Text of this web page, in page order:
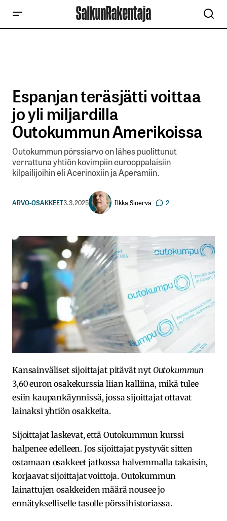
Espanjan teräsjätti voittaa
jo yli miljardilla
Outokummun Amerikoissa
Outokummun pörssiarvo on lähes puolittunut
verrattuna yhtiön kovimpiin eurooppalaisiin
kilpailijoihin eli Acerinoxiin ja Aperamiin.
ARVO-OSAKKEET3.3.2025 Ilkka Sinervä 2
Kansainväliset sijoittajat pitävät nyt Outokummun
3,60 euron osakekurssia liian kalliina, mikä tulee
esiin kaupankäynnissä, jossa sijoittajat ottavat
lainaksi yhtiön osakkeita.
Sijoittajat laskevat, että Outokummun kurssi
halpenee edelleen. Jos sijoittajat pystyvät sitten
ostamaan osakkeet jatkossa halvemmalla takaisin,
korjaavat sijoittajat voittoja. Outokummun
lainattujen osakkeiden määrä nousee jo
ennätykselliselle tasolle pörssihistoriassa.